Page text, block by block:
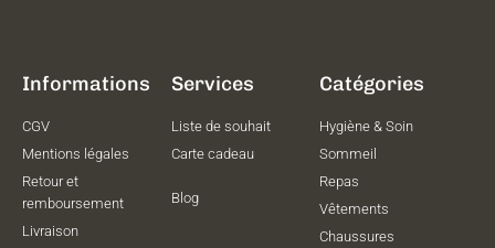
Informations
CGV
Mentions légales
Retour et
remboursement
Livraison
Services
Liste de souhait
Carte cadeau
Blog
Catégories
Hygiène & Soin
Sommeil
Repas
Vêtements
Chaussures